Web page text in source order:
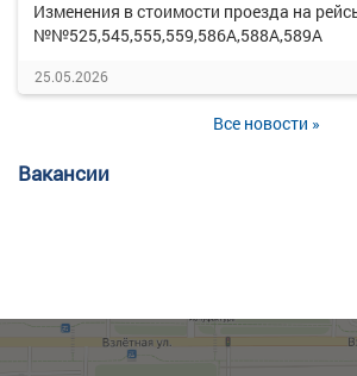
Изменения в стоимости проезда на
№№525,545,555,559,586А,588А,589А
25.05.2026
Все новости »
Вакансии